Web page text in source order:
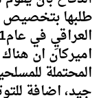
طلبها بتخصيص
اميركان ان
المحتملة
جيد، اضافة